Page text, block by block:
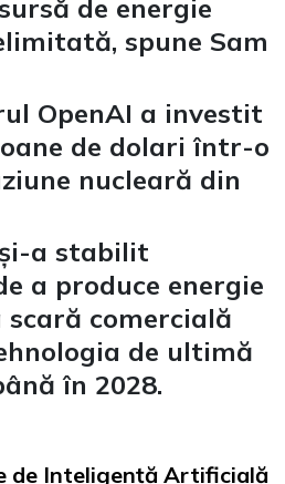
de energie
spune Sam
OpenAI a investit
de dolari într-o
nucleară din
a stabilit
a produce energie
comercială
de ultimă
în 2028.
de Inteligență Artificială